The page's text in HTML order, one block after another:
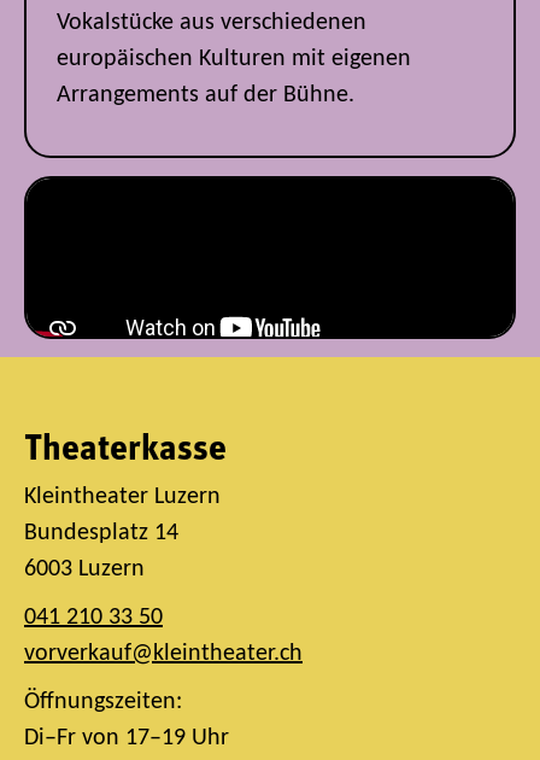
Vokalstücke aus verschiedenen
europäischen Kulturen mit eigenen
Arrangements auf der Bühne.
Theaterkasse
Kleintheater Luzern
Bundesplatz 14
6003 Luzern
041 210 33 50
vorverkauf@kleintheater.ch
Öffnungszeiten:
Di–Fr von 17–19 Uhr